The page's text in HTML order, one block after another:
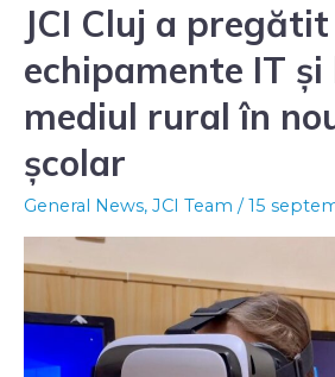
JCI Cluj a pregătit
echipamente IT
mediul rural în
școlar
General News, JCI Team /15